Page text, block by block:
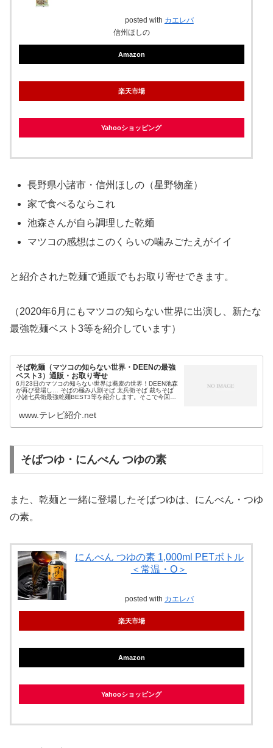
posted with カエレバ
信州ほしの
Amazon
楽天市場
Yahooショッピング
長野県小諸市・信州ほしの（星野物産）
家で食べるならこれ
池森さんが自ら調理した乾麺
マツコの感想はこのくらいの噛みごたえがイイ
と紹介された乾麺で通販でもお取り寄せできます。
（2020年6月にもマツコの知らない世界に出演し、新たな
最強乾麺ベスト3等を紹介しています）
そば乾麺（マツコの知らない世界・DEENの最強
ベスト3）通販・お取り寄せ
6月23日のマツコの知らない世界は蕎麦の世界！DEEN池森
が再び登場し… そばの極み八割そば 太兵衛そば 裁ちそば
小諸七兵衛最強乾麺BEST3等を紹介します。そこで今回
る最強においしい乾...
www.テレビ紹介.net
そばつゆ・にんべん つゆの素
また、乾麺と一緒に登場したそばつゆは、にんべん・つゆ
の素。
にんべん つゆの素 1,000ml PETボトル
＜常温・O＞
posted with カエレバ
楽天市場
Amazon
Yahooショッピング